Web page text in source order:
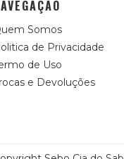
Somos
de Privacidade
de Uso
e Devoluções